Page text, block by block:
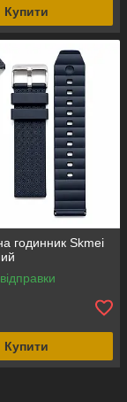
Купити
годинник Skmei
Купити